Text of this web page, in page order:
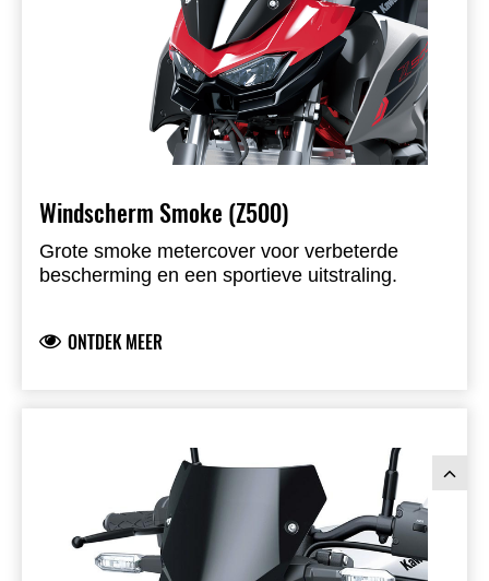
Windscherm Smoke (Z500)
Grote smoke metercover voor verbeterde
bescherming en een sportieve uitstraling.
ONTDEK MEER